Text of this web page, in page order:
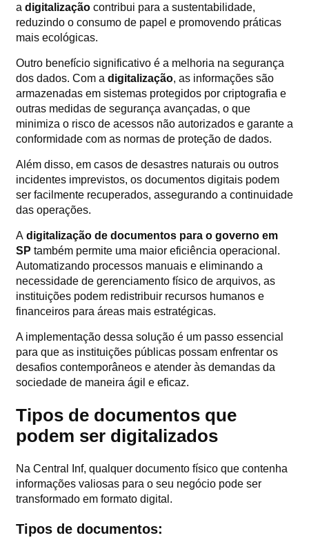
a digitalização contribui para a sustentabilidade,
reduzindo o consumo de papel e promovendo práticas
mais ecológicas.
Outro benefício significativo é a melhoria na segurança
dos dados. Com a digitalização, as informações são
armazenadas em sistemas protegidos por criptografia e
outras medidas de segurança avançadas, o que
minimiza o risco de acessos não autorizados e garante a
conformidade com as normas de proteção de dados.
Além disso, em casos de desastres naturais ou outros
incidentes imprevistos, os documentos digitais podem
ser facilmente recuperados, assegurando a continuidade
das operações.
A digitalização de documentos para o governo em
SP também permite uma maior eficiência operacional.
Automatizando processos manuais e eliminando a
necessidade de gerenciamento físico de arquivos, as
instituições podem redistribuir recursos humanos e
financeiros para áreas mais estratégicas.
A implementação dessa solução é um passo essencial
para que as instituições públicas possam enfrentar os
desafios contemporâneos e atender às demandas da
sociedade de maneira ágil e eficaz.
Tipos de documentos que
podem ser digitalizados
Na Central Inf, qualquer documento físico que contenha
informações valiosas para o seu negócio pode ser
transformado em formato digital.
Tipos de documentos: